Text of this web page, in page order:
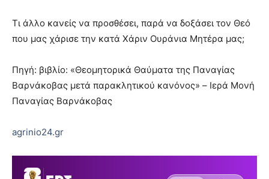
Τι άλλο κανείς να προσθέσει, παρά να δοξάσει τον Θεό
που μας χάρισε την κατά Χάριν Ουράνια Μητέρα μας;
Πηγή: βιβλίο: «Θεομητορικά Θαύματα της Παναγίας
Βαρνάκοβας μετά παρακλητικού κανόνος» – Ιερά Μονή
Παναγίας Βαρνάκοβας
agrinio24.gr